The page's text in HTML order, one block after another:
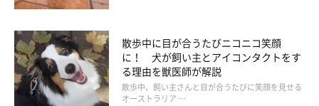
散歩中に目が合うたびニコニコ笑顔
に！ 犬が飼い主とアイコンタクトをす
る理由を獣医師が解説
散歩中、飼い主さんと目が合うたびに笑顔を見せる
オーストラリア …